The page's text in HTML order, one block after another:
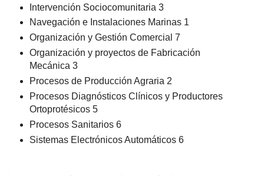
Intervención Sociocomunitaria 3
Navegación e Instalaciones Marinas 1
Organización y Gestión Comercial 7
Organización y proyectos de Fabricación
Mecánica 3
Procesos de Producción Agraria 2
Procesos Diagnósticos Clínicos y Productores
Ortoprotésicos 5
Procesos Sanitarios 6
Sistemas Electrónicos Automáticos 6